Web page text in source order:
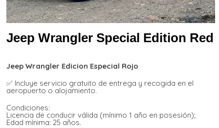
Jeep Wrangler Special Edition Red
Jeep Wrangler Edicion Especial Rojo
✅ Incluye servicio gratuito de entrega y recogida en el
aeropuerto o alojamiento.
Condiciones:
Licencia de conducir válida (mínimo 1 año en posesión);
Edad mínima: 25 años.